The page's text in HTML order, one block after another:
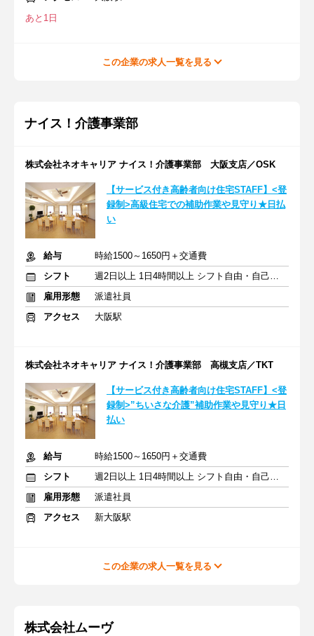
あと1日
この企業の求人一覧を見る
ナイス！介護事業部
株式会社ネオキャリア ナイス！介護事業部 大阪支店／OSK
【サービス付き高齢者向け住宅STAFF】<登
録制>高級住宅での補助作業や見守り★日払
い
給与
時給1500～1650円＋交通費
シフト
週2日以上 1日4時間以上 シフト自由・自己申告
雇用形態
派遣社員
アクセス
大阪駅
株式会社ネオキャリア ナイス！介護事業部 高槻支店／TKT
【サービス付き高齢者向け住宅STAFF】<登
録制>”ちいさな介護”補助作業や見守り★日
払い
給与
時給1500～1650円＋交通費
シフト
週2日以上 1日4時間以上 シフト自由・自己申告
雇用形態
派遣社員
アクセス
新大阪駅
この企業の求人一覧を見る
株式会社ムーヴ